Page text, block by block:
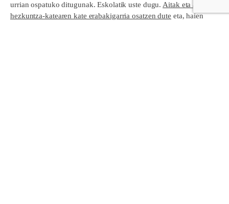
urrian ospatuko ditugunak. Eskolatik uste dugu. Aitak eta amek
hezkuntza-katearen kate erabakigarria osatzen dute eta, haien